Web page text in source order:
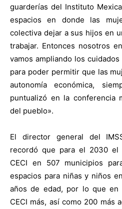
guarderías del Instituto
espacios en donde las
colectiva dejar a sus hijos en
trabajar. Entonces nosotros
vamos ampliando los
para poder permitir que las
autonomía económica,
puntualizó en la conferencia
del pueblo».
El director general del
recordó que para el 2030
CECI en 507 municipios
espacios para niñas y niños
años de edad, por lo que
CECI más, así como 200 más